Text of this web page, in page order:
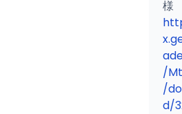
/
/
d/